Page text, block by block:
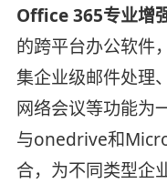
Office 365专业增
的跨平台办公软件
集企业级邮件处理
网络会议等功能为
与onedrive和
合，为不同类型企